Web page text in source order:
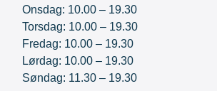
Onsdag: 10.00 – 19.30
Torsdag: 10.00 – 19.30
Fredag: 10.00 – 19.30
Lørdag: 10.00 – 19.30
Søndag: 11.30 – 19.30